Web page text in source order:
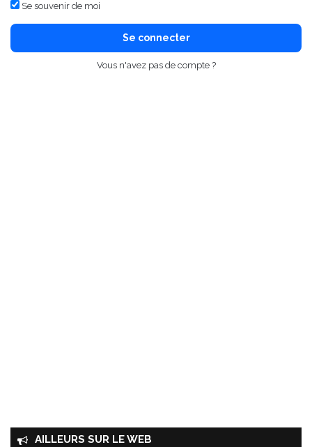
Se souvenir de moi
Se connecter
Vous n'avez pas de compte ?
AILLEURS SUR LE WEB